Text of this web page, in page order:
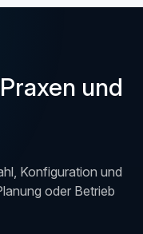
und
Konfiguration und
oder Betrieb